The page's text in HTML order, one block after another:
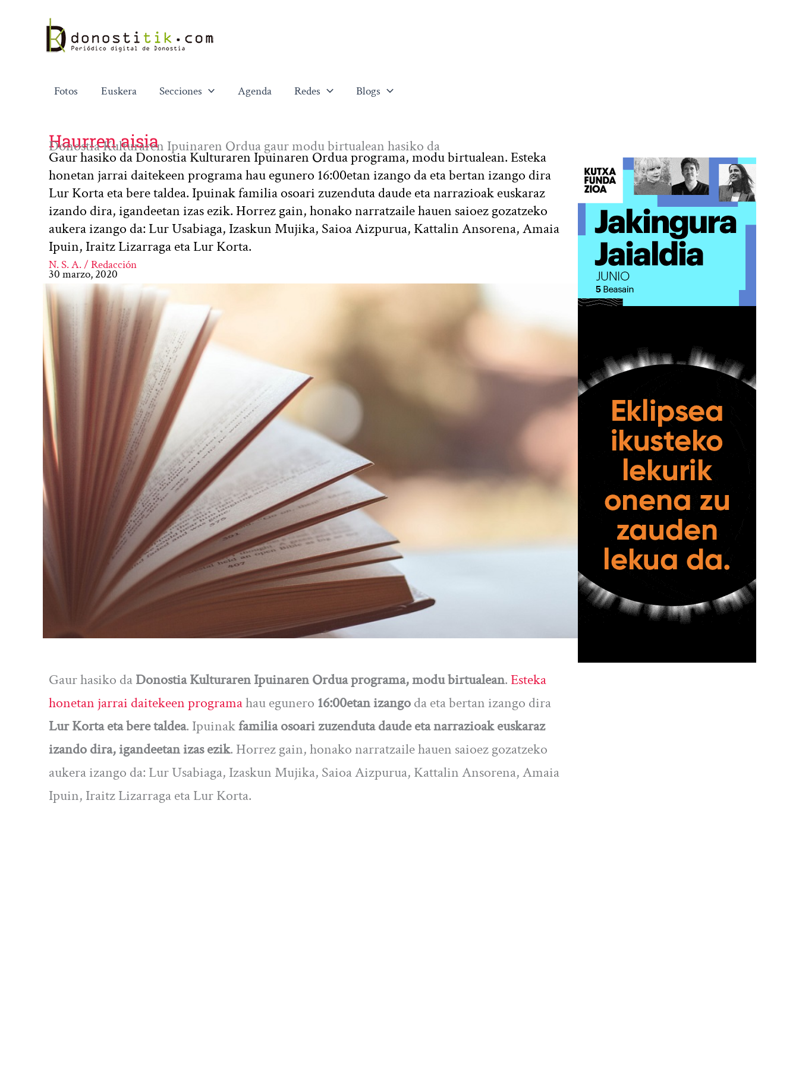
contenido
Fotos Euskera Secciones Agenda Redes Blogs
Haurren aisia
Donostia Kulturaren Ipuinaren Ordua gaur modu birtualean hasiko da
Gaur hasiko da Donostia Kulturaren Ipuinaren Ordua programa, modu birtualean. Esteka
honetan jarrai daitekeen programa hau egunero 16:00etan izango da eta bertan izango dira
Lur Korta eta bere taldea. Ipuinak familia osoari zuzenduta daude eta narrazioak euskaraz
izando dira, igandeetan izas ezik. Horrez gain, honako narratzaile hauen saioez gozatzeko
aukera izango da: Lur Usabiaga, Izaskun Mujika, Saioa Aizpurua, Kattalin Ansorena, Amaia
Ipuin, Iraitz Lizarraga eta Lur Korta.
N. S. A. / Redacción
30 marzo, 2020
Gaur hasiko daDonostia Kulturaren Ipuinaren Ordua programa, modu birtualean.Esteka
honetan jarrai daitekeen programahau egunero 16:00etan izangoda eta bertan izango dira
Lur Korta eta bere taldea. Ipuinakfamilia osoari zuzenduta daude eta narrazioak euskaraz
izando dira, igandeetan izas ezik. Horrez gain, honako narratzaile hauen saioez gozatzeko
aukera izango da: Lur Usabiaga, Izaskun Mujika, Saioa Aizpurua, Kattalin Ansorena, Amaia
Ipuin, Iraitz Lizarraga eta Lur Korta.